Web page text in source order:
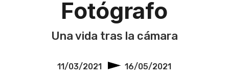
Fotógrafo
Una vida tras la cámara
11/03/2021 16/05/2021